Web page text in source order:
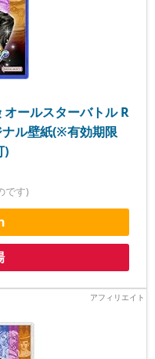
オールスターバトル R
ル壁紙(※有効期限
)
です)